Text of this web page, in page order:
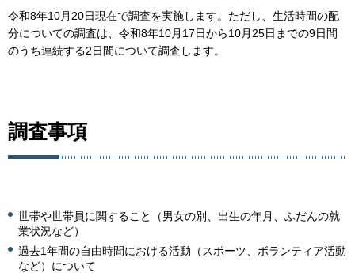
令和8年10月20日現在で調査を実施します。ただし、生活時間の配
分についての調査は、令和8年10月17日から10月25日までの9日間
のうち連続する2日間について調査します。
調査事項
世帯や世帯員に関すること（男女の別、出生の年月、ふだんの就
業状況など）
過去1年間の自由時間における活動（スポーツ、ボランティア活動
など）について